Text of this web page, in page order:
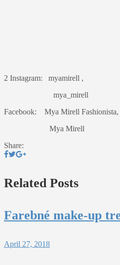
2 Instagram: myamirell ,
mya_mirell
Facebook: Mya Mirell Fashionista,
Mya Mirell
Share:
Related Posts
Farebné make-up
April 27, 2018